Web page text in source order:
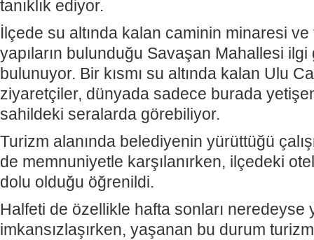
tanıklık ediyor.
İlçede su altında kalan caminin minaresi
yapıların bulunduğu Savaşan Mahallesi
bulunuyor. Bir kısmı su altında kalan Ulu
ziyaretçiler, dünyada sadece burada
sahildeki seralarda görebiliyor.
Turizm alanında belediyenin yürüttüğü
de memnuniyetle karşılanırken, ilçedeki
dolu olduğu öğrenildi.
Halfeti de özellikle hafta sonları neredeyse
imkansızlaşırken, yaşanan bu durum